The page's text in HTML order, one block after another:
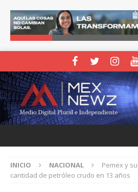
INICIO NACIONAL
Pemex y
cantidad de petróleo crudo en 13 años